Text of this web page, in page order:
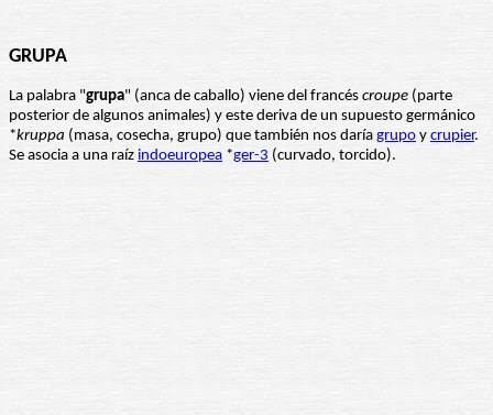
GRUPA
La palabra "grupa" (anca de caballo) viene del francés croupe (parte
posterior de algunos animales) y este deriva de un supuesto germánico
*kruppa (masa, cosecha, grupo) que también nos daría grupo y crupier.
Se asocia a una raíz indoeuropea *ger-3 (curvado, torcido).